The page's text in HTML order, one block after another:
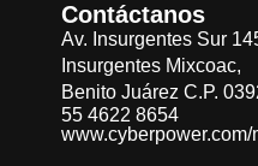
Contáctanos
Av. Insurgentes Sur
Insurgentes Mixcoac,
Benito Juárez C.P.
55 4622 8654
www.cyberpower.com/